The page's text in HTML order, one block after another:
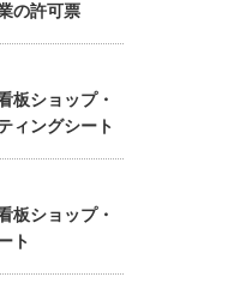
の許可票
板ショップ・
ィングシート
板ショップ・
ト